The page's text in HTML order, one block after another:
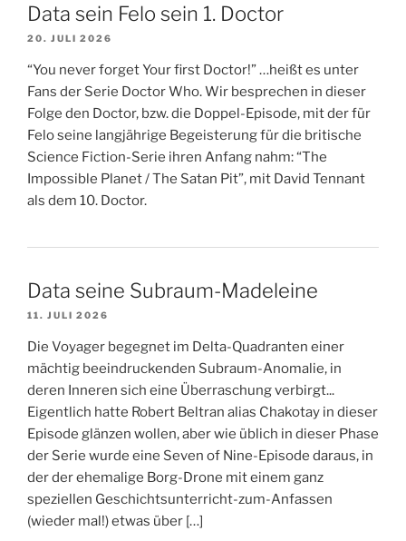
Data sein Felo sein 1. Doctor
20. JULI 2026
“You never forget Your first Doctor!” …heißt es unter
Fans der Serie Doctor Who. Wir besprechen in dieser
Folge den Doctor, bzw. die Doppel-Episode, mit der für
Felo seine langjährige Begeisterung für die britische
Science Fiction-Serie ihren Anfang nahm: “The
Impossible Planet / The Satan Pit”, mit David Tennant
als dem 10. Doctor.
Data seine Subraum-Madeleine
11. JULI 2026
Die Voyager begegnet im Delta-Quadranten einer
mächtig beeindruckenden Subraum-Anomalie, in
deren Inneren sich eine Überraschung verbirgt...
Eigentlich hatte Robert Beltran alias Chakotay in dieser
Episode glänzen wollen, aber wie üblich in dieser Phase
der Serie wurde eine Seven of Nine-Episode daraus, in
der der ehemalige Borg-Drone mit einem ganz
speziellen Geschichtsunterricht-zum-Anfassen
(wieder mal!) etwas über […]